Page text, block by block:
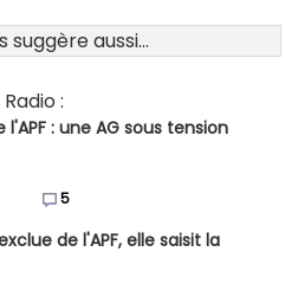
suggère aussi...
:
l'APF : une AG sous tension
5
de l'APF, elle saisit la